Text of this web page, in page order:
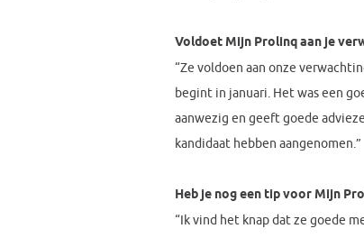
Voldoet Mijn Prolinq aan je
“Ze voldoen aan onze
begint in januari. Het was een
aanwezig en geeft goede
kandidaat hebben aangenomen.”
Heb je nog een tip voor Mijn
“Ik vind het knap dat ze goede